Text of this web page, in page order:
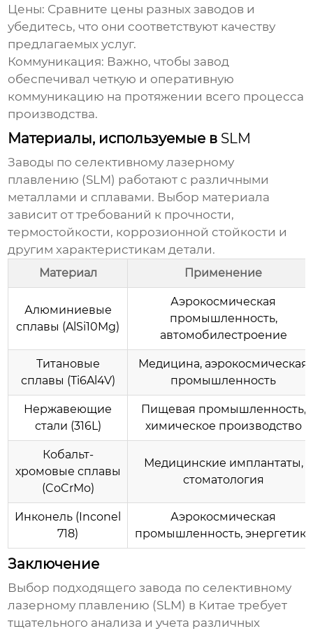
Цены: Сравните цены разных заводов и
убедитесь, что они соответствуют качеству
предлагаемых услуг.
Коммуникация: Важно, чтобы завод
обеспечивал четкую и оперативную
коммуникацию на протяжении всего процесса
производства.
Материалы, используемые в SLM
Заводы по селективному лазерному
плавлению (SLM) работают с различными
металлами и сплавами. Выбор материала
зависит от требований к прочности,
термостойкости, коррозионной стойкости и
другим характеристикам детали.
Материал Применение
Алюминиевые
сплавы (AlSi10Mg)
Аэрокосмическая
промышленность,
автомобилестроение
Титановые
сплавы (Ti6Al4V)
Медицина, аэрокосмическая
промышленность
Нержавеющие
стали (316L)
Пищевая промышленность,
химическое производство
Кобальт-
хромовые сплавы
(CoCrMo)
Медицинские имплантаты,
стоматология
Инконель (Inconel
718)
Аэрокосмическая
промышленность, энергетика
Заключение
Выбор подходящего завода по селективному
лазерному плавлению (SLM) в Китае требует
тщательного анализа и учета различных